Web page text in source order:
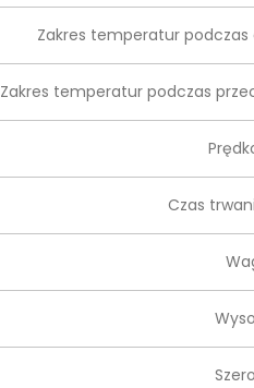
Zakres temperatur podczas
Zakres temperatur podczas
Czas